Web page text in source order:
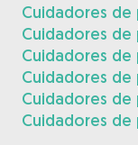
Cuidadores de
Cuidadores de
Cuidadores de
Cuidadores
Cuidadores de
Cuidadores de